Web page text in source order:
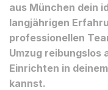
aus München dein
langjährigen
professionellen
Umzug reibungslos
Einrichten in
kannst.